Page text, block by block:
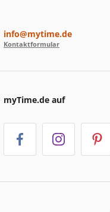
info@mytime.de
Kontaktformular
myTime.de auf